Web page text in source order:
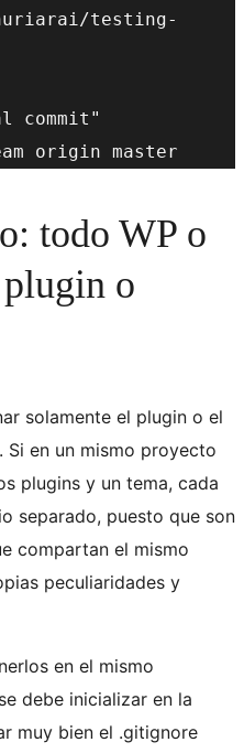
testing-
commit"
origin master
todo WP o
o
solamente el plugin o el
Si en un mismo proyecto
plugins y un tema, cada
separado, puesto que son
compartan el mismo
peculiaridades y
en el mismo
debe inicializar en la
muy bien el .gitignore